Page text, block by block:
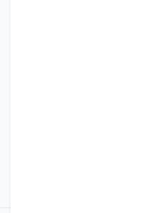
در محل
تماس‌ها و پیام‌ها
اورجینال